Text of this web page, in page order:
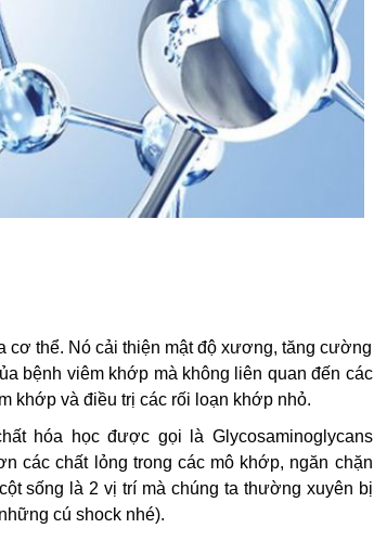
cơ thể. Nó cải thiện mật độ xương, tăng cường
bệnh viêm khớp mà không liên quan đến các
khớp và điều trị các rối loạn khớp nhỏ.
hóa học được gọi là Glycosaminoglycans
các chất lỏng trong các mô khớp, ngăn chặn
sống là 2 vị trí mà chúng ta thường xuyên bị
cú shock nhé).